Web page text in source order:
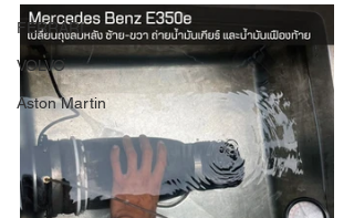
FERRARI
VOLVO
Aston Martin